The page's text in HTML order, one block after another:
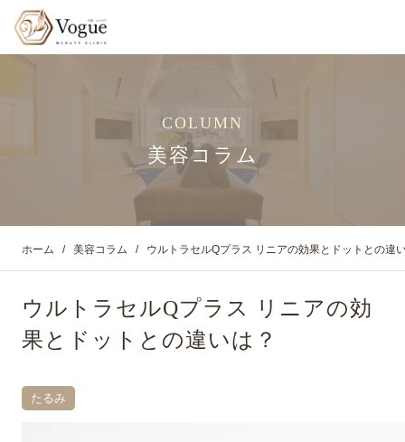
COLUMN
美容コラム
ホーム 美容コラム ウルトラセルQプラス リニアの効果とドットとの違
ウルトラセルQプラス リニアの効
果とドットとの違いは？
たるみ